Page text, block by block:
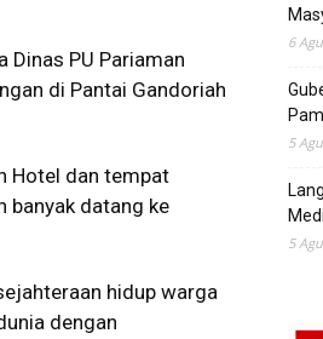
Dinas PU Pariaman
di Pantai Gandoriah
Hotel dan tempat
banyak datang ke
hidup warga
dengan
6
5
5